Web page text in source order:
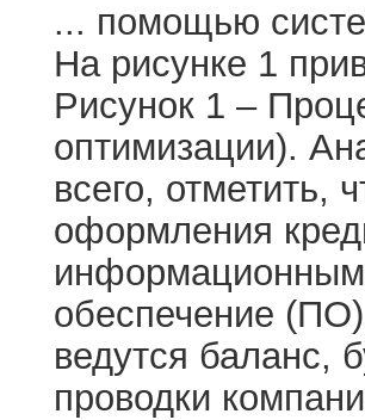
... помощью
На рисунке 1
Рисунок 1 –
оптимизации).
всего, отметить,
оформления
обеспечение
ведутся баланс,
проводки